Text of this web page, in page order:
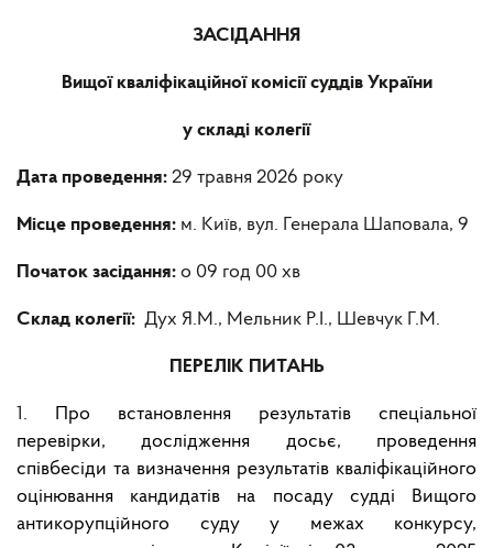
ЗАСІДАННЯ
Вищої кваліфікаційної комісії суддів України
у складі колегії
Дата проведення: 29 травня 2026 року
Місце проведення: м. Київ, вул. Генерала Шаповала, 9
Початок засідання: о 09 год 00 хв
Склад колегії: Дух Я.М., Мельник Р.І., Шевчук Г.М.
ПЕРЕЛІК ПИТАНЬ
1. Про встановлення результатів спеціальної
перевірки, дослідження досьє, проведення
співбесіди та визначення результатів кваліфікаційного
оцінювання кандидатів на посаду судді Вищого
антикорупційного суду у межах конкурсу,